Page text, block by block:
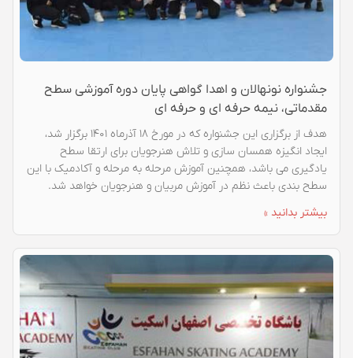
جشنواره نونهالان و اهدا گواهی پایان دوره آموزشی سطح
مقدماتی، نیمه حرفه ای و حرفه ای
هدف از برگزاری این جشنواره که در مورخ ۱۸ آذرماه ۱۴۰۱ برگزار شد،
ایجاد انگیزه همسان سازی و تلاش هنرجویان برای ارتقا سطح
یادگیری می باشد، همچنین آموزش مرحله به مرحله و آکادمیک با این
سطح بندی باعث نظم در آموزش مربیان و هنرجویان خواهد شد.
بیشتر بدانید »